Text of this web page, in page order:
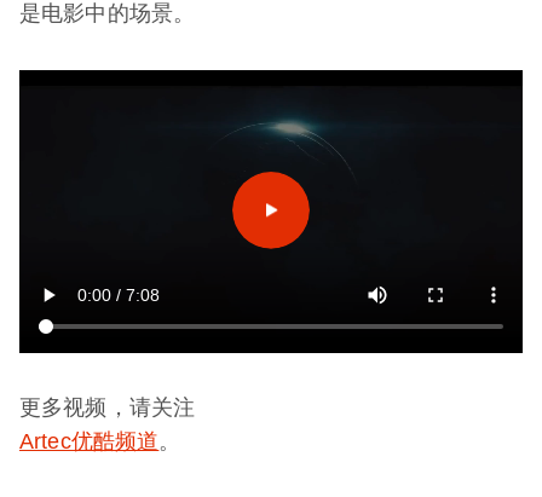
是电影中的场景。
更多视频，请关注
Artec优酷频道。